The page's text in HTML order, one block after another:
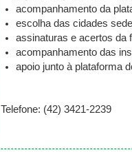
acompanhamento da
escolha das cidades
assinaturas e acertos da
acompanhamento das
apoio junto à plataforma
Telefone: (42) 3421-2239